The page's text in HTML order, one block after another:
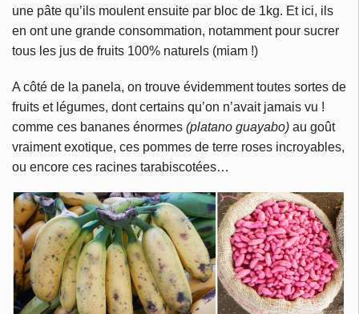
une pâte qu’ils moulent ensuite par bloc de 1kg. Et ici, ils
en ont une grande consommation, notamment pour sucrer
tous les jus de fruits 100% naturels (miam !)
A côté de la panela, on trouve évidemment toutes sortes de
fruits et légumes, dont certains qu’on n’avait jamais vu !
comme ces bananes énormes (platano guayabo) au goût
vraiment exotique, ces pommes de terre roses incroyables,
ou encore ces racines tarabiscotées…